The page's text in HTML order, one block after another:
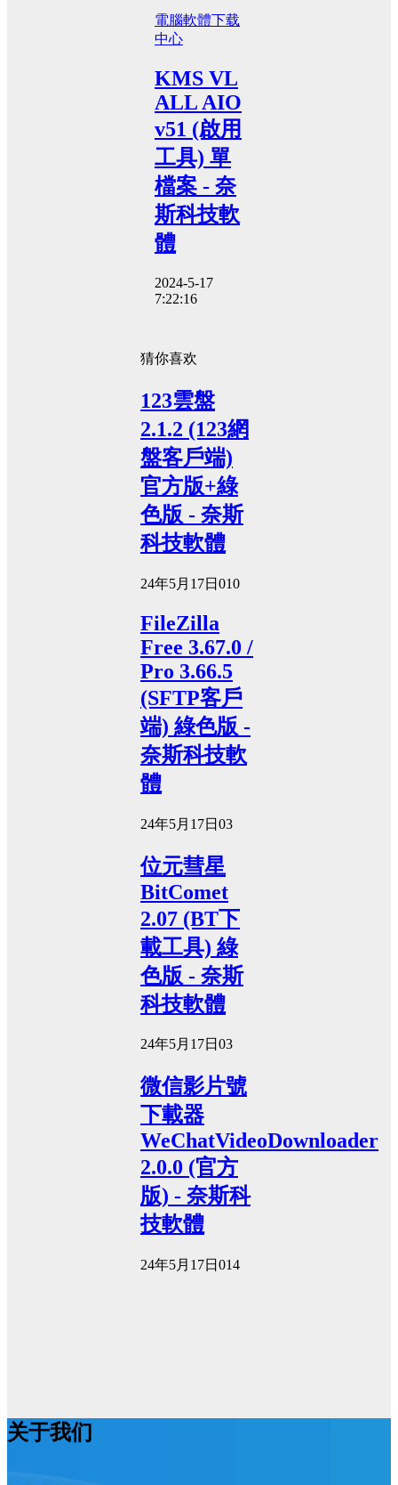
電腦軟體下载
中心
KMS VL
ALL AIO
v51 (啟用
工具) 單
檔案 - 奈
斯科技軟
體
2024-5-17
7:22:16
猜你喜欢
123雲盤
2.1.2 (123網
盤客戶端)
官方版+綠
色版 - 奈斯
科技軟體
24年5月17日 010
FileZilla
Free 3.67.0 /
Pro 3.66.5
(SFTP客戶
端) 綠色版 -
奈斯科技軟
體
24年5月17日 03
位元彗星
BitComet
2.07 (BT下
載工具) 綠
色版 - 奈斯
科技軟體
24年5月17日 03
微信影片號
下載器
WeChatVideoDownloader
2.0.0 (官方
版) - 奈斯科
技軟體
24年5月17日 014
关于我们